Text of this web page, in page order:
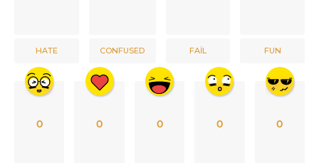
HATE CONFUSED FAIL FUN
0 0 0 0 0